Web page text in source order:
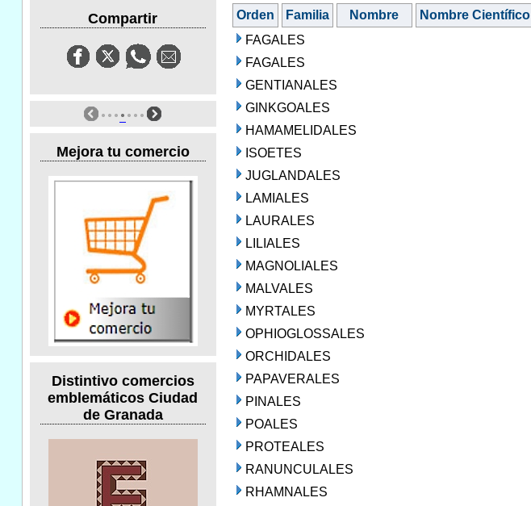
Compartir
Mejora tu comercio
Distintivo comercios
emblemáticos Ciudad
de Granada
Orden Familia Nombre Nombre Científico
FAGALES
FAGALES
GENTIANALES
GINKGOALES
HAMAMELIDALES
ISOETES
JUGLANDALES
LAMIALES
LAURALES
LILIALES
MAGNOLIALES
MALVALES
MYRTALES
OPHIOGLOSSALES
ORCHIDALES
PAPAVERALES
PINALES
POALES
PROTEALES
RANUNCULALES
RHAMNALES